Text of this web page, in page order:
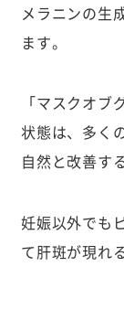
メラニンの生
ます。
「マスクオ
状態は、多く
自然と改善す
妊娠以外でも
て肝斑が現れ